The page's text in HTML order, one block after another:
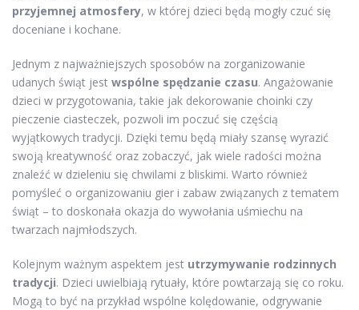
przyjemnej atmosfery, w której dzieci będą mogły czuć się
doceniane i kochane.
Jednym z najważniejszych sposobów na zorganizowanie
udanych świąt jest wspólne spędzanie czasu. Angażowanie
dzieci w przygotowania, takie jak dekorowanie choinki czy
pieczenie ciasteczek, pozwoli im poczuć się częścią
wyjątkowych tradycji. Dzięki temu będą miały szansę wyrazić
swoją kreatywność oraz zobaczyć, jak wiele radości można
znaleźć w dzieleniu się chwilami z bliskimi. Warto również
pomyśleć o organizowaniu gier i zabaw związanych z tematem
świąt – to doskonała okazja do wywołania uśmiechu na
twarzach najmłodszych.
Kolejnym ważnym aspektem jest utrzymywanie rodzinnych
tradycji. Dzieci uwielbiają rytuały, które powtarzają się co roku.
Mogą to być na przykład wspólne kolędowanie, odgrywanie